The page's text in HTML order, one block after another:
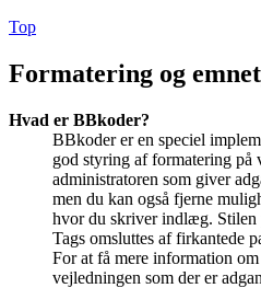
Top
Formatering og
Hvad er BBkoder?
BBkoder er en speciel
god styring af formatering på
administratoren som giver
men du kan også fjerne
hvor du skriver indlæg.
Tags omsluttes af firkantede
For at få mere information
vejledningen som der er